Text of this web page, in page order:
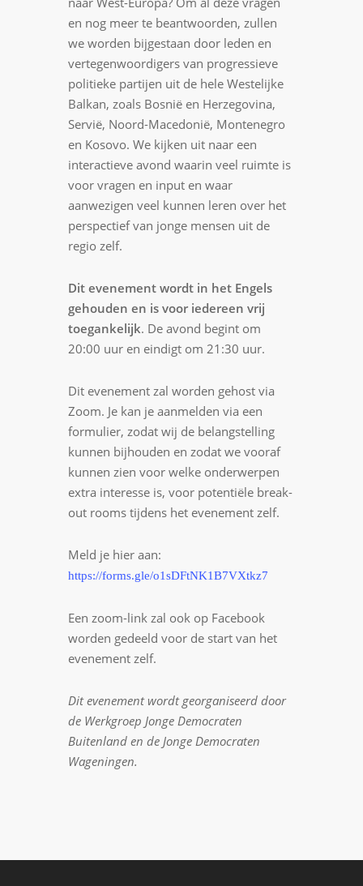
en nog meer te beantwoorden, zullen
we worden bijgestaan door leden en
vertegenwoordigers van progressieve
politieke partijen uit de hele Westelijke
Balkan, zoals Bosnië en Herzegovina,
Servië, Noord-Macedonië, Montenegro
en Kosovo. We kijken uit naar een
interactieve avond waarin veel ruimte is
voor vragen en input en waar
aanwezigen veel kunnen leren over het
perspectief van jonge mensen uit de
regio zelf.
Dit evenement wordt in het Engels
gehouden en is voor iedereen vrij
toegankelijk. De avond begint om
20:00 uur en eindigt om 21:30 uur.
Dit evenement zal worden gehost via
Zoom. Je kan je aanmelden via een
formulier, zodat wij de belangstelling
kunnen bijhouden en zodat we vooraf
kunnen zien voor welke onderwerpen
extra interesse is, voor potentiële break-
out rooms tijdens het evenement zelf.
Meld je hier aan:
https://forms.gle/o1sDFtNK1B7VXtkz7
Een zoom-link zal ook op Facebook
worden gedeeld voor de start van het
evenement zelf.
Dit evenement wordt georganiseerd door
de Werkgroep Jonge Democraten
Buitenland en de Jonge Democraten
Wageningen.